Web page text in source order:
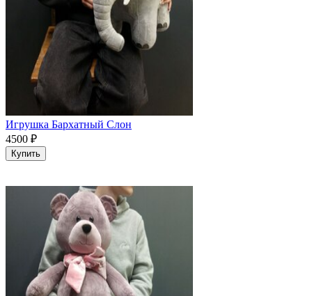
Игрушка Бархатный Слон
4500 ₽
Купить